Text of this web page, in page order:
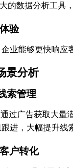
的数据分析工具
验
业能够更快响应
景分析
索管理
过广告获取大
进，大幅提升线
户转化